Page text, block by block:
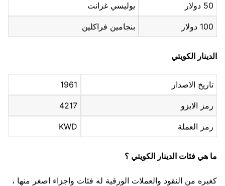
50 دولار يوليسي غرانت
100 دولار بنجامين فراكلين
الدينار الكويتي
تاريخ الاصدار 1961
رمز الايزو 4217
رمز العملة KWD
ما هي فئات الدينار الكويتي ؟
كغيره من النقود والعملات الورقية له فئات واجزاء اصغر منها ،